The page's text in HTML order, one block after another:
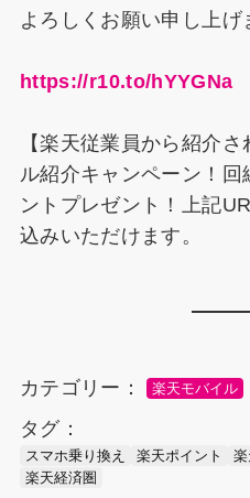
よろしくお願い申し上げ
https://r10.to/hYYGNa
【楽天従業員から紹介
ル紹介キャンペーン！回
ントプレゼント！上記
込みいただけます。
カテゴリー： 楽天モバイル
タグ：
スマホ乗り換え 楽天ポイント
楽天経済圏